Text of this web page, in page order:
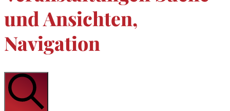
und Ansichten,
Navigation